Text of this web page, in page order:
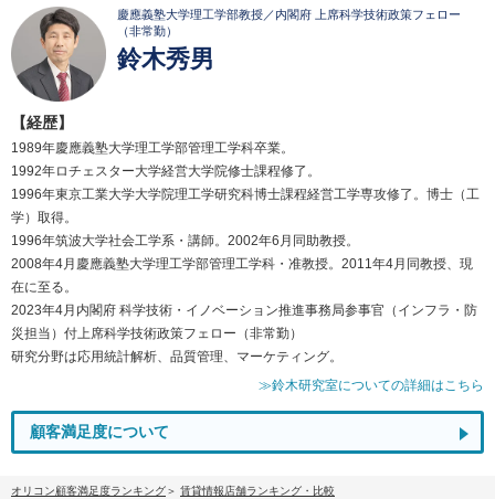
慶應義塾大学理工学部教授／内閣府 上席科学技術政策フェロー
（非常勤）
鈴木秀男
【経歴】
1989年慶應義塾大学理工学部管理工学科卒業。
1992年ロチェスター大学経営大学院修士課程修了。
1996年東京工業大学大学院理工学研究科博士課程経営工学専攻修了。博士（工
学）取得。
1996年筑波大学社会工学系・講師。2002年6月同助教授。
2008年4月慶應義塾大学理工学部管理工学科・准教授。2011年4月同教授、現
在に至る。
2023年4月内閣府 科学技術・イノベーション推進事務局参事官（インフラ・防
災担当）付上席科学技術政策フェロー（非常勤）
研究分野は応用統計解析、品質管理、マーケティング。
≫鈴木研究室についての詳細はこちら
顧客満足度について
オリコン顧客満足度ランキング
賃貸情報店舗ランキング・比較